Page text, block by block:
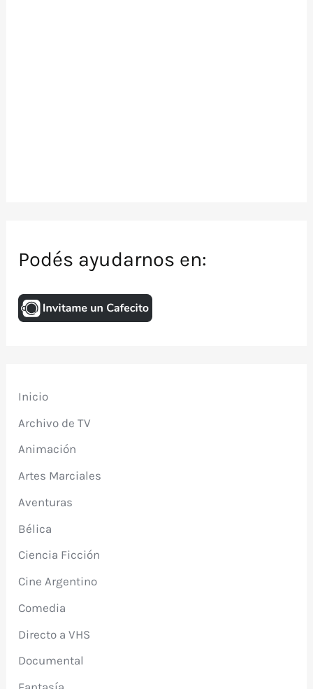
Podés ayudarnos en:
Inicio
Archivo de TV
Animación
Artes Marciales
Aventuras
Bélica
Ciencia Ficción
Cine Argentino
Comedia
Directo a VHS
Documental